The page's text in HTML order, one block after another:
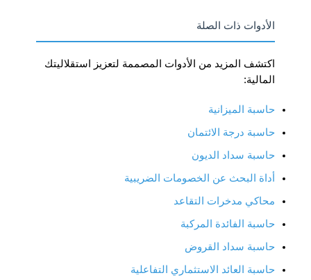
الأدوات ذات الصلة
اكتشف المزيد من الأدوات المصممة لتعزيز استقلاليتك
المالية:
حاسبة الميزانية
حاسبة درجة الائتمان
حاسبة سداد الديون
أداة البحث عن الخصومات الضريبية
محاكي مدخرات التقاعد
حاسبة الفائدة المركبة
حاسبة سداد القروض
حاسبة العائد الاستثماري التفاعلية